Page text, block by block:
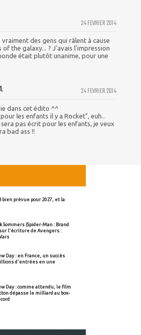
24 FEVRIER 2014
vraiment des gens qui râlent à cause
of the galaxy... ? J'avais l'impression
était plutôt unanime, pour une
24 FEVRIER 2014
dans cet édito ^^
les enfants il y a Rocket", euh..
pas écrit pour les enfants, je veux
bad ass !!
bien prévue pour 2027, et la
Sommers (Spider-Man : Brand
l'écriture de Avengers :
Day : en France, un succès
d'entrées en une
Day : comme attendu, le film
dépasse le milliard au box-